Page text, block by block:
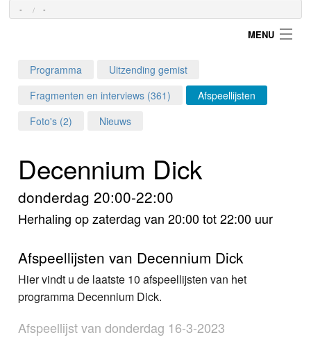
- -
MENU
Home
Foto's
Video
Webcam
Info
Programma
Uitzending gemist
Fragmenten en interviews (361)
Afspeellijsten
Foto's (2)
Nieuws
Decennium Dick
donderdag 20:00-22:00
Herhaling op zaterdag van 20:00 tot 22:00 uur
Afspeellijsten van Decennium Dick
Hier vindt u de laatste 10 afspeellijsten van het
programma Decennium Dick.
Afspeellijst van donderdag 16-3-2023